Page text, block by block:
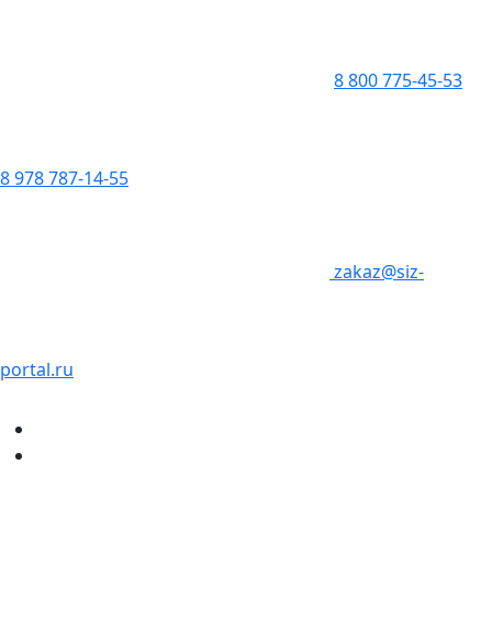
8 800 775-45-53
8 978 787-14-55
zakaz@siz-
portal.ru